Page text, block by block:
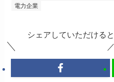
電力企業
シェアしていただける
／